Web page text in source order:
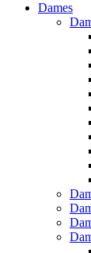
Dames